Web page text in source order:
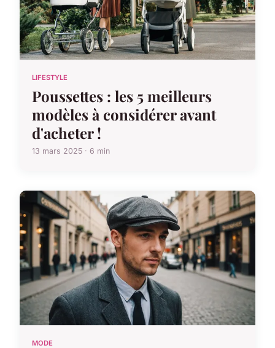
LIFESTYLE
Poussettes : les 5 meilleurs
modèles à considérer avant
d'acheter !
13 mars 2025 · 6 min
MODE